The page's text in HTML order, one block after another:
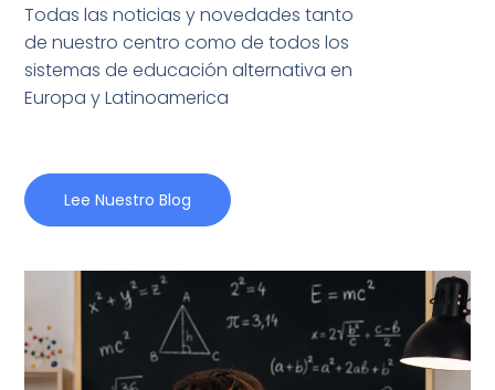
Todas las noticias y novedades tanto
de nuestro centro como de todos los
sistemas de educación alternativa en
Europa y Latinoamerica
Lee Nuestro Blog